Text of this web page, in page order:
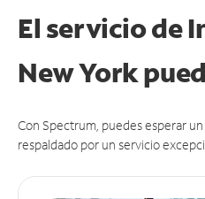
El servicio de
New York
Con Spectrum, puedes esperar
respaldado por un servicio